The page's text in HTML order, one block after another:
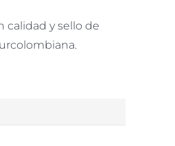
calidad y sello de